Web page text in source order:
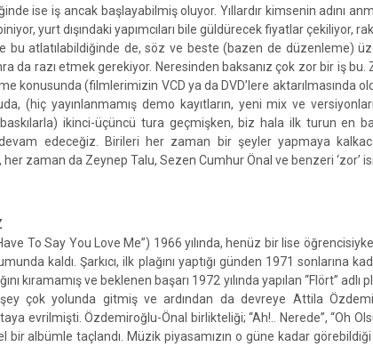
ise iş ancak başlayabilmiş oluyor. Yıllardır kimsenin adını
yurt dışındaki yapımcıları bile güldürecek fiyatlar çekiliyor,
bu atlatılabildiğinde de, söz ve beste (bazen de düzenleme)
da razı etmek gerekiyor. Neresinden baksanız çok zor bir iş
konusunda (filmlerimizin VCD ya da DVD’lere aktarılmasında
(hiç yayınlanmamış demo kayıtların, yeni mix ve
ikinci-üçüncü tura geçmişken, biz hala ilk turun en
edeceğiz. Birileri her zaman bir şeyler yapmaya
zaman da Zeynep Talu, Sezen Cumhur Önal ve benzeri ‘zor’
Have To Say You Love Me”) 1966 yılında, henüz bir lise
kaldı. Şarkıcı, ilk plağını yaptığı günden 1971 sonlarına
kıramamış ve beklenen başarı 1972 yılında yapılan “Flört”
çok yolunda gitmiş ve ardından da devreye Attila
evrilmişti. Özdemiroğlu-Önal birlikteliği; “Ah!.. Nerede”, “Oh
bir albümle taçlandı. Müzik piyasamızın o güne kadar